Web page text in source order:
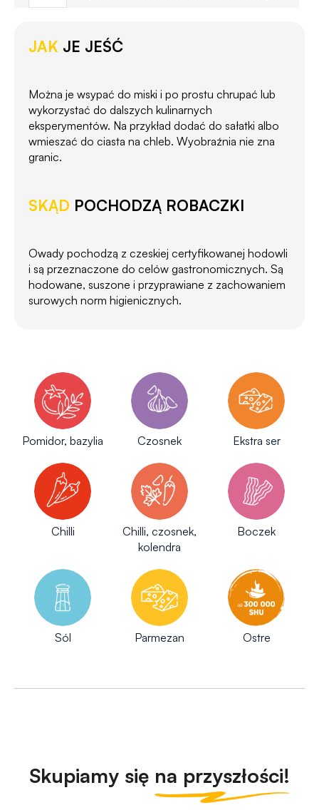
JAK JE JEŚĆ
Można je wsypać do miski i po prostu chrupać lub
wykorzystać do dalszych kulinarnych
eksperymentów. Na przykład dodać do sałatki albo
wmieszać do ciasta na chleb. Wyobraźnia nie zna
granic.
SKĄD POCHODZĄ ROBACZKI
Owady pochodzą z czeskiej certyfikowanej hodowli
i są przeznaczone do celów gastronomicznych. Są
hodowane, suszone i przyprawiane z zachowaniem
surowych norm higienicznych.
Pomidor, bazylia Czosnek Ekstra ser
Chilli
Chilli, czosnek,
kolendra
Boczek
Sól Parmezan Ostre
Skupiamy się na przyszłości!